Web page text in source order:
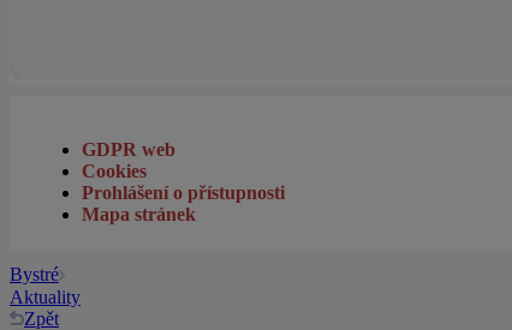
GDPR web
Cookies
Prohlášení o přístupnosti
Mapa stránek
Bystré
Aktuality
Zpět